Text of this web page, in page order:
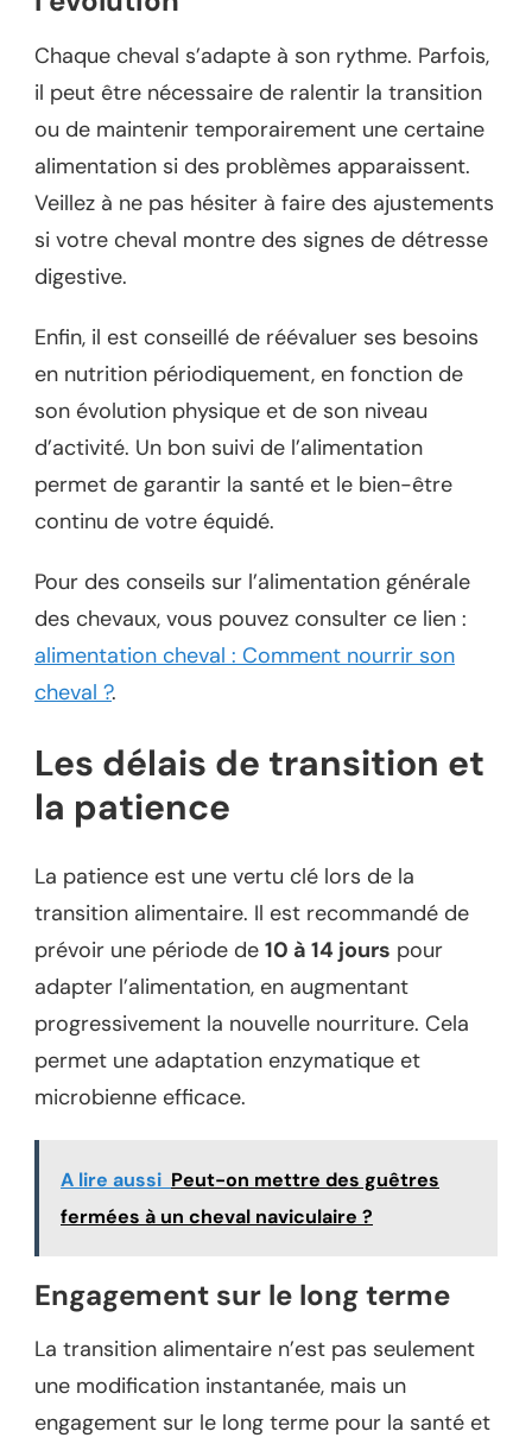
Chaque cheval s’adapte à son rythme. Parfois,
il peut être nécessaire de ralentir la transition
ou de maintenir temporairement une certaine
alimentation si des problèmes apparaissent.
Veillez à ne pas hésiter à faire des ajustements
si votre cheval montre des signes de détresse
digestive.
Enfin, il est conseillé de réévaluer ses besoins
en nutrition périodiquement, en fonction de
son évolution physique et de son niveau
d’activité. Un bon suivi de l’alimentation
permet de garantir la santé et le bien-être
continu de votre équidé.
Pour des conseils sur l’alimentation générale
des chevaux, vous pouvez consulter ce lien :
alimentation cheval : Comment nourrir son
cheval ?.
Les délais de transition et
la patience
La patience est une vertu clé lors de la
transition alimentaire. Il est recommandé de
prévoir une période de 10 à 14 jours pour
adapter l’alimentation, en augmentant
progressivement la nouvelle nourriture. Cela
permet une adaptation enzymatique et
microbienne efficace.
A lire aussi Peut-on mettre des guêtres
fermées à un cheval naviculaire ?
Engagement sur le long terme
La transition alimentaire n’est pas seulement
une modification instantanée, mais un
engagement sur le long terme pour la santé et